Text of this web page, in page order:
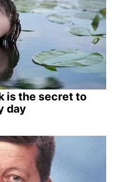
is the secret to
day